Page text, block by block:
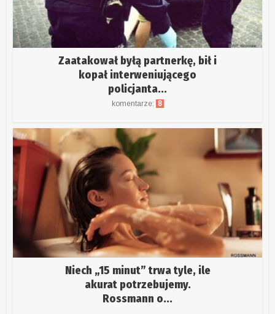
Zaatakował byłą partnerkę, bił i
kopał interweniującego
policjanta...
komentarze: 8
Niech „15 minut” trwa tyle, ile
akurat potrzebujemy.
Rossmann o...